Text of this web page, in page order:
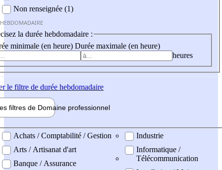
Non renseignée (1)
la durée hebdomadaire :
minimale (en heure) Durée maximale (en heure)
heures
le filtre de durée hebdomadaire
filtres de Domaine professionnel
professionel
Achats / Comptabilité / Gestion
Arts / Artisanat d'art
Banque / Assurance
Industrie
Informatique /
Télécommunication